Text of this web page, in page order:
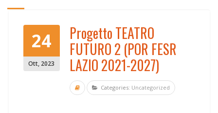
24
Ott, 2023
Progetto TEATRO
FUTURO 2 (POR FESR
LAZIO 2021-2027)
Categories: Uncategorized